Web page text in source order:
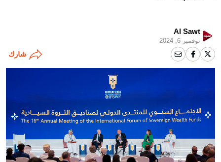
Al Sawt
نوفمبر 6, 2024
شارك